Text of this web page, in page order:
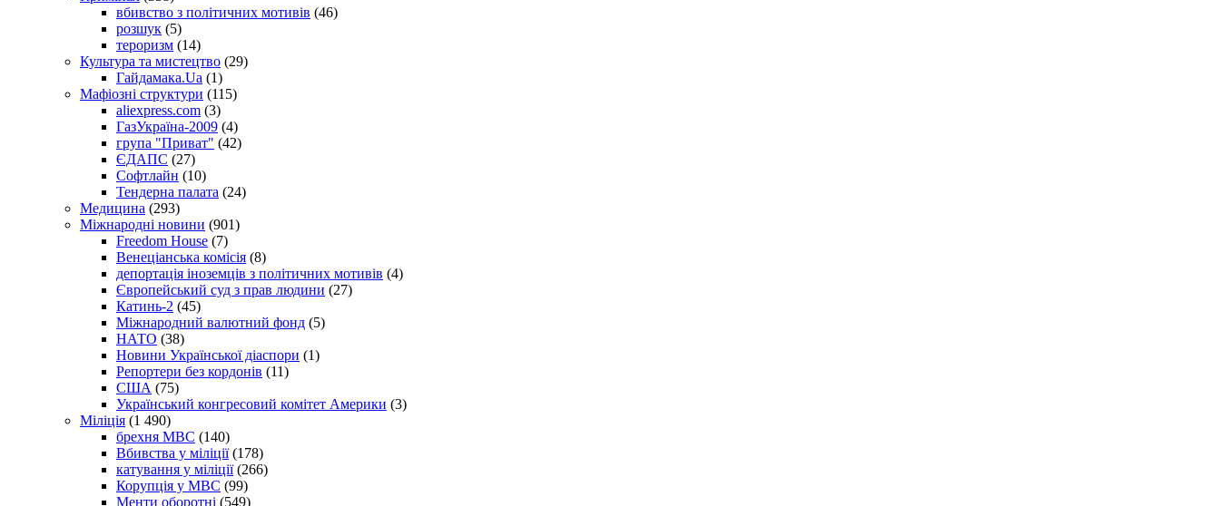
вбивство з політичних мотивів (46)
розшук (5)
тероризм (14)
Культура та мистецтво (29)
Гайдамака.Ua (1)
Мафіозні структури (115)
aliexpress.com (3)
ГазУкраїна-2009 (4)
група "Приват" (42)
ЄДАПС (27)
Софтлайн (10)
Тендерна палата (24)
Медицина (293)
Міжнародні новини (901)
Freedom House (7)
Венеціанська комісія (8)
депортація іноземців з політичних мотивів (4)
Європейський суд з прав людини (27)
Катинь-2 (45)
Міжнародний валютний фонд (5)
НАТО (38)
Новини Української діаспори (1)
Репортери без кордонів (11)
США (75)
Український конгресовий комітет Америки (3)
Міліція (1 490)
брехня МВС (140)
Вбивства у міліції(178)
катування у міліції(266)
Корупція у МВС (99)
Менти оборотні (549)